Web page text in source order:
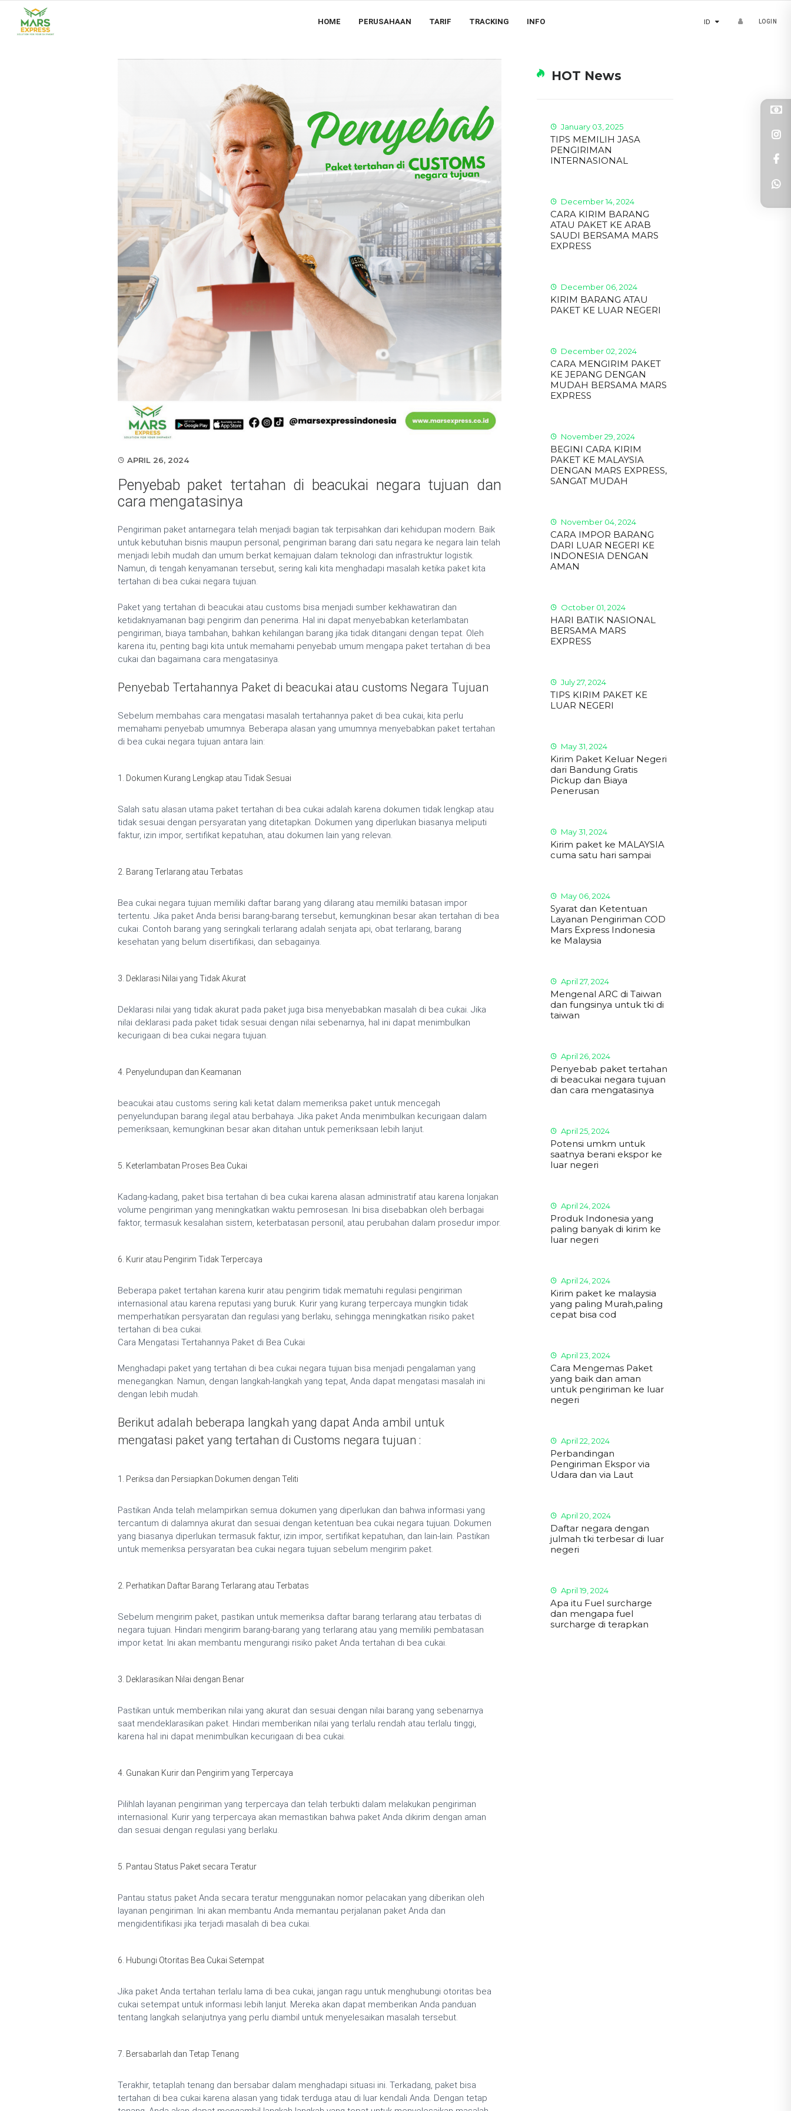
HOME PERUSAHAAN TARIF TRACKING INFO ID LOGIN
APRIL 26, 2024
Penyebab paket tertahan di beacukai negara tujuan dan
cara mengatasinya
Pengiriman paket antarnegara telah menjadi bagian tak terpisahkan dari kehidupan modern. Baik
untuk kebutuhan bisnis maupun personal, pengiriman barang dari satu negara ke negara lain telah
menjadi lebih mudah dan umum berkat kemajuan dalam teknologi dan infrastruktur logistik.
Namun, di tengah kenyamanan tersebut, sering kali kita menghadapi masalah ketika paket kita
tertahan di bea cukai negara tujuan.
Paket yang tertahan di beacukai atau customs bisa menjadi sumber kekhawatiran dan
ketidaknyamanan bagi pengirim dan penerima. Hal ini dapat menyebabkan keterlambatan
pengiriman, biaya tambahan, bahkan kehilangan barang jika tidak ditangani dengan tepat. Oleh
karena itu, penting bagi kita untuk memahami penyebab umum mengapa paket tertahan di bea
cukai dan bagaimana cara mengatasinya.
Penyebab Tertahannya Paket di beacukai atau customs Negara Tujuan
Sebelum membahas cara mengatasi masalah tertahannya paket di bea cukai, kita perlu
memahami penyebab umumnya. Beberapa alasan yang umumnya menyebabkan paket tertahan
di bea cukai negara tujuan antara lain:
1. Dokumen Kurang Lengkap atau Tidak Sesuai
Salah satu alasan utama paket tertahan di bea cukai adalah karena dokumen tidak lengkap atau
tidak sesuai dengan persyaratan yang ditetapkan. Dokumen yang diperlukan biasanya meliputi
faktur, izin impor, sertifikat kepatuhan, atau dokumen lain yang relevan.
2. Barang Terlarang atau Terbatas
Bea cukai negara tujuan memiliki daftar barang yang dilarang atau memiliki batasan impor
tertentu. Jika paket Anda berisi barang-barang tersebut, kemungkinan besar akan tertahan di bea
cukai. Contoh barang yang seringkali terlarang adalah senjata api, obat terlarang, barang
kesehatan yang belum disertifikasi, dan sebagainya.
3. Deklarasi Nilai yang Tidak Akurat
Deklarasi nilai yang tidak akurat pada paket juga bisa menyebabkan masalah di bea cukai. Jika
nilai deklarasi pada paket tidak sesuai dengan nilai sebenarnya, hal ini dapat menimbulkan
kecurigaan di bea cukai negara tujuan.
4. Penyelundupan dan Keamanan
beacukai atau customs sering kali ketat dalam memeriksa paket untuk mencegah
penyelundupan barang ilegal atau berbahaya. Jika paket Anda menimbulkan kecurigaan dalam
pemeriksaan, kemungkinan besar akan ditahan untuk pemeriksaan lebih lanjut.
5. Keterlambatan Proses Bea Cukai
Kadang-kadang, paket bisa tertahan di bea cukai karena alasan administratif atau karena lonjakan
volume pengiriman yang meningkatkan waktu pemrosesan. Ini bisa disebabkan oleh berbagai
faktor, termasuk kesalahan sistem, keterbatasan personil, atau perubahan dalam prosedur impor.
6. Kurir atau Pengirim Tidak Terpercaya
Beberapa paket tertahan karena kurir atau pengirim tidak mematuhi regulasi pengiriman
internasional atau karena reputasi yang buruk. Kurir yang kurang terpercaya mungkin tidak
memperhatikan persyaratan dan regulasi yang berlaku, sehingga meningkatkan risiko paket
tertahan di bea cukai.
Cara Mengatasi Tertahannya Paket di Bea Cukai
Menghadapi paket yang tertahan di bea cukai negara tujuan bisa menjadi pengalaman yang
menegangkan. Namun, dengan langkah-langkah yang tepat, Anda dapat mengatasi masalah ini
dengan lebih mudah.
Berikut adalah beberapa langkah yang dapat Anda ambil untuk
mengatasi paket yang tertahan di Customs negara tujuan :
1. Periksa dan Persiapkan Dokumen dengan Teliti
Pastikan Anda telah melampirkan semua dokumen yang diperlukan dan bahwa informasi yang
tercantum di dalamnya akurat dan sesuai dengan ketentuan bea cukai negara tujuan. Dokumen
yang biasanya diperlukan termasuk faktur, izin impor, sertifikat kepatuhan, dan lain-lain. Pastikan
untuk memeriksa persyaratan bea cukai negara tujuan sebelum mengirim paket.
2. Perhatikan Daftar Barang Terlarang atau Terbatas
Sebelum mengirim paket, pastikan untuk memeriksa daftar barang terlarang atau terbatas di
negara tujuan. Hindari mengirim barang-barang yang terlarang atau yang memiliki pembatasan
impor ketat. Ini akan membantu mengurangi risiko paket Anda tertahan di bea cukai.
3. Deklarasikan Nilai dengan Benar
Pastikan untuk memberikan nilai yang akurat dan sesuai dengan nilai barang yang sebenarnya
saat mendeklarasikan paket. Hindari memberikan nilai yang terlalu rendah atau terlalu tinggi,
karena hal ini dapat menimbulkan kecurigaan di bea cukai.
4. Gunakan Kurir dan Pengirim yang Terpercaya
Pilihlah layanan pengiriman yang terpercaya dan telah terbukti dalam melakukan pengiriman
internasional. Kurir yang terpercaya akan memastikan bahwa paket Anda dikirim dengan aman
dan sesuai dengan regulasi yang berlaku.
5. Pantau Status Paket secara Teratur
Pantau status paket Anda secara teratur menggunakan nomor pelacakan yang diberikan oleh
layanan pengiriman. Ini akan membantu Anda memantau perjalanan paket Anda dan
mengidentifikasi jika terjadi masalah di bea cukai.
6. Hubungi Otoritas Bea Cukai Setempat
Jika paket Anda tertahan terlalu lama di bea cukai, jangan ragu untuk menghubungi otoritas bea
cukai setempat untuk informasi lebih lanjut. Mereka akan dapat memberikan Anda panduan
tentang langkah selanjutnya yang perlu diambil untuk menyelesaikan masalah tersebut.
7. Bersabarlah dan Tetap Tenang
Terakhir, tetaplah tenang dan bersabar dalam menghadapi situasi ini. Terkadang, paket bisa
tertahan di bea cukai karena alasan yang tidak terduga atau di luar kendali Anda. Dengan tetap
HOT News
January 03, 2025
TIPS MEMILIH JASA
PENGIRIMAN
INTERNASIONAL
December 14, 2024
CARA KIRIM BARANG
ATAU PAKET KE ARAB
SAUDI BERSAMA MARS
EXPRESS
December 06, 2024
KIRIM BARANG ATAU
PAKET KE LUAR NEGERI
December 02, 2024
CARA MENGIRIM PAKET
KE JEPANG DENGAN
MUDAH BERSAMA MARS
EXPRESS
November 29, 2024
BEGINI CARA KIRIM
PAKET KE MALAYSIA
DENGAN MARS EXPRESS,
SANGAT MUDAH
November 04, 2024
CARA IMPOR BARANG
DARI LUAR NEGERI KE
INDONESIA DENGAN
AMAN
October 01, 2024
HARI BATIK NASIONAL
BERSAMA MARS
EXPRESS
July 27, 2024
TIPS KIRIM PAKET KE
LUAR NEGERI
May 31, 2024
Kirim Paket Keluar Negeri
dari Bandung Gratis
Pickup dan Biaya
Penerusan
May 31, 2024
Kirim paket ke MALAYSIA
cuma satu hari sampai
May 06, 2024
Syarat dan Ketentuan
Layanan Pengiriman COD
Mars Express Indonesia
ke Malaysia
April 27, 2024
Mengenal ARC di Taiwan
dan fungsinya untuk tki di
taiwan
April 26, 2024
Penyebab paket tertahan
di beacukai negara tujuan
dan cara mengatasinya
April 25, 2024
Potensi umkm untuk
saatnya berani ekspor ke
luar negeri
April 24, 2024
Produk Indonesia yang
paling banyak di kirim ke
luar negeri
April 24, 2024
Kirim paket ke malaysia
yang paling Murah,paling
cepat bisa cod
April 23, 2024
Cara Mengemas Paket
yang baik dan aman
untuk pengiriman ke luar
negeri
April 22, 2024
Perbandingan
Pengiriman Ekspor via
Udara dan via Laut
April 20, 2024
Daftar negara dengan
julmah tki terbesar di luar
negeri
April 19, 2024
Apa itu Fuel surcharge
dan mengapa fuel
surcharge di terapkan